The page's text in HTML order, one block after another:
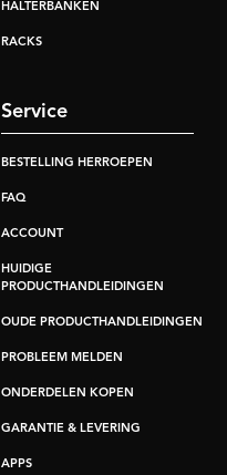
HALTERBANKEN
RACKS
Service
BESTELLING HERROEPEN
FAQ
ACCOUNT
HUIDIGE
PRODUCTHANDLEIDINGEN
OUDE PRODUCTHANDLEIDINGEN
PROBLEEM MELDEN
ONDERDELEN KOPEN
GARANTIE & LEVERING
APPS